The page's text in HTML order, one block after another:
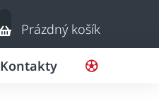
Nákupní
košík
Prázdný košík
Kontakty